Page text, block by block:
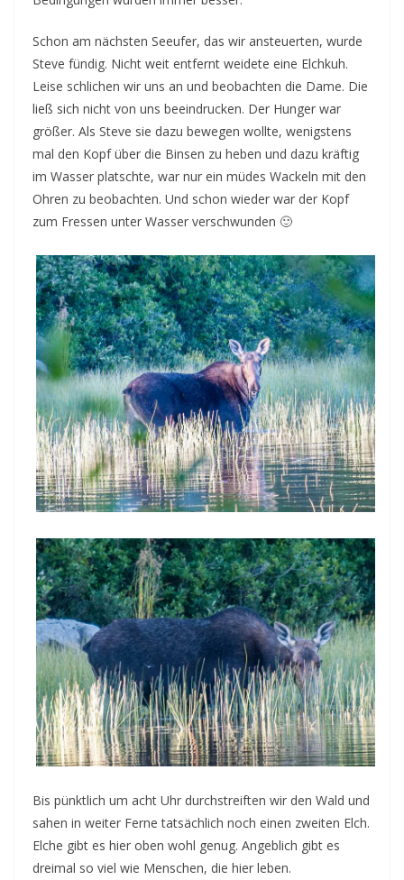
Schon am nächsten Seeufer, das wir ansteuerten, wurde
Steve fündig. Nicht weit entfernt weidete eine Elchkuh.
Leise schlichen wir uns an und beobachten die Dame. Die
ließ sich nicht von uns beeindrucken. Der Hunger war
größer. Als Steve sie dazu bewegen wollte, wenigstens
mal den Kopf über die Binsen zu heben und dazu kräftig
im Wasser platschte, war nur ein müdes Wackeln mit den
Ohren zu beobachten. Und schon wieder war der Kopf
zum Fressen unter Wasser verschwunden 🙂
Bis pünktlich um acht Uhr durchstreiften wir den Wald und
sahen in weiter Ferne tatsächlich noch einen zweiten Elch.
Elche gibt es hier oben wohl genug. Angeblich gibt es
dreimal so viel wie Menschen, die hier leben.